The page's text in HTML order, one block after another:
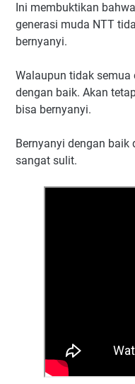
Ini membuktikan
generasi muda NTT
bernyanyi.
Walaupun tidak semua
dengan baik. Akan
bisa bernyanyi.
Bernyanyi dengan
sangat sulit.